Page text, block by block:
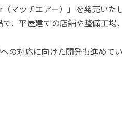
（マッチエアー）」を発売いた
、平屋建ての店舗や整備工場
対応に向けた開発も進めてい